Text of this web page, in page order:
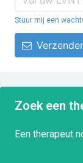
Stuur mij een
Zoek een
Een therapeut